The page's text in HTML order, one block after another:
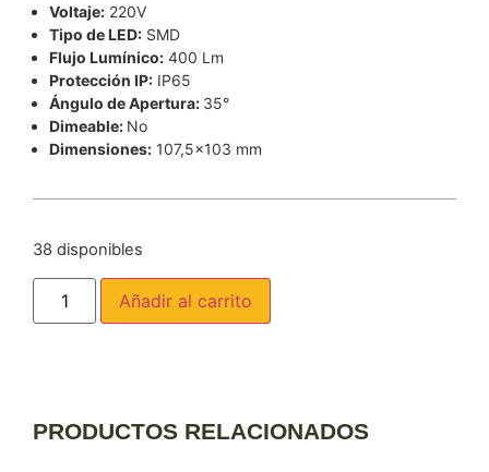
Voltaje: 220V
Tipo de LED: SMD
Flujo Lumínico: 400 Lm
Protección IP: IP65
Ángulo de Apertura: 35°
Dimeable: No
Dimensiones: 107,5×103 mm
38 disponibles
Añadir al carrito
PRODUCTOS RELACIONADOS